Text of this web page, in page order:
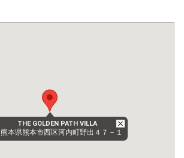
THE GOLDEN PATH VILLA
熊本県熊本市西区河内町野出４７－１